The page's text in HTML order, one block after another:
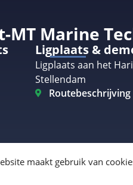
maakt gebruik van
MT Marine
Ligplaats &
Ligplaats aan het
Stellendam
Routebeschrijving